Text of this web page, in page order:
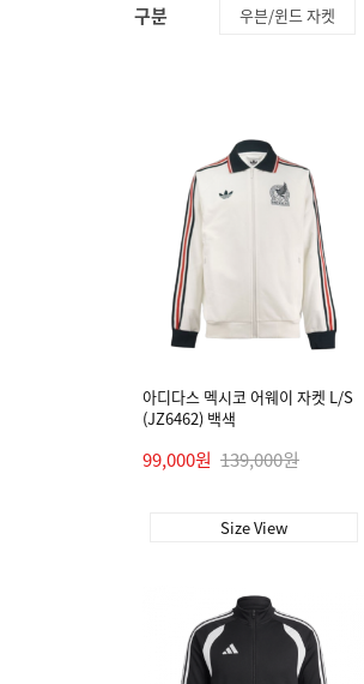
구분 우븐/윈드 자켓
아디다스 멕시코 어웨이 자켓 L/S
(JZ6462) 백색
99,000원 139,000원
Size View